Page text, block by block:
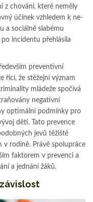
z chování, které neměly
úči­nek vzhledem k ne­
a sociálně slabému
incidentu pře­hlá­sila
preventivní
říci, že stěžejní význam
mládeže spo­čívá
negativní
opti­mál­ní podmínky pro
dětí. Tato pre­vence
jevů těžiště
v rodině. Prá­vě spolupráce
fak­to­rem v prevenci a
a jednání žáků.